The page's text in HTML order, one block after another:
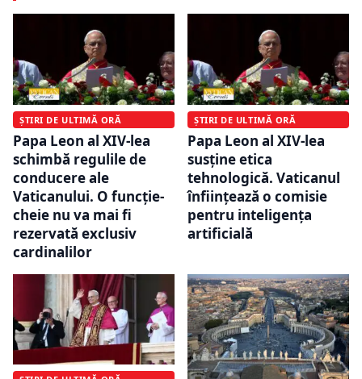
ȘTIRI DE ULTIMĂ ORĂ
Papa Leon al XIV-lea
schimbă regulile de
conducere ale
Vaticanului. O funcție-
cheie nu va mai fi
rezervată exclusiv
cardinalilor
ȘTIRI DE ULTIMĂ ORĂ
Papa Leon al XIV-lea
susține etica
tehnologică. Vaticanul
înființează o comisie
pentru inteligența
artificială